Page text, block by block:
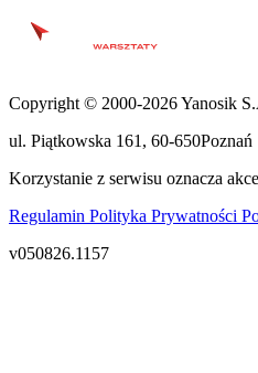
Copyright © 2000-2026 Yanosik
ul. Piątkowska 161 , 60-650Poznań
Korzystanie z serwisu oznacza
Regulamin Polityka Prywatności
v050826.1157